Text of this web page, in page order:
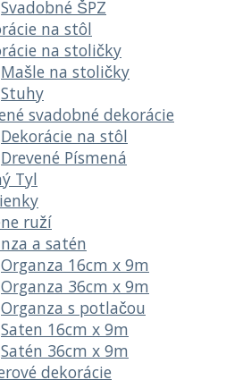
Svadobné ŠPZ
na stôl
na stoličky
Mašle na stoličky
Stuhy
svadobné dekorácie
Dekorácie na stôl
Drevené Písmená
Tyl
ruží
a satén
Organza 16cm x 9m
Organza 36cm x 9m
Organza s potlačou
Saten 16cm x 9m
Satén 36cm x 9m
dekorácie